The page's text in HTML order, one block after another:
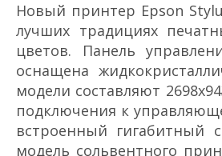
Новый принтер Epson
лучших традициях
цветов. Панель
оснащена
модели составляют
подключения к
встроенный гигабитный
модель сольвентного